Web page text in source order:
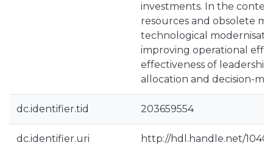
investments. In the
resources and obsolete
technological
improving operational
effectiveness of
allocation and decision-
dc.identifier.tid 203659554
dc.identifier.uri http://hdl.handle.net/